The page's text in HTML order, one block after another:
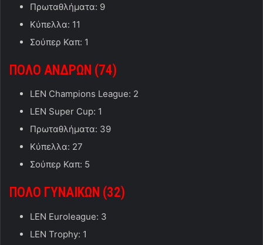
Πρωταθλήματα: 9
Κύπελλα: 11
Σούπερ Καπ: 1
ΠΟΛΟ ΑΝΔΡΩΝ (74)
LEN Champions League: 2
LEN Super Cup: 1
Πρωταθλήματα: 39
Κύπελλα: 27
Σούπερ Καπ: 5
ΠΟΛΟ ΓΥΝΑΙΚΩΝ (32)
LEN Euroleague: 3
LEN Trophy: 1